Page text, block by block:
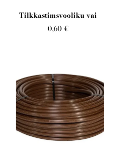
Telli arborist
Tilkkastimsvooliku vai
0,60 €